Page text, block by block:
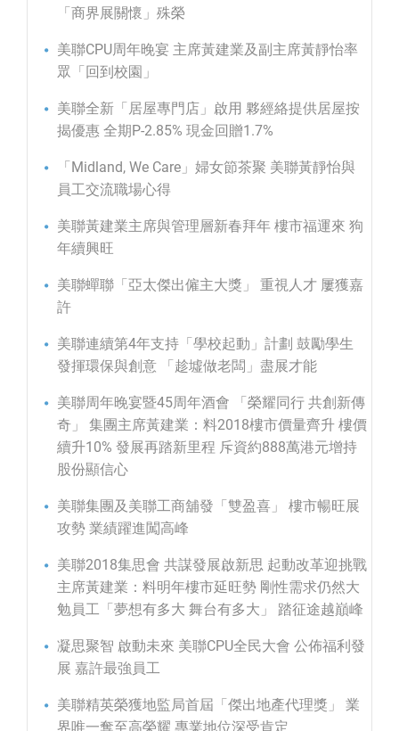
「商界展關懷」殊榮
美聯CPU周年晚宴 主席黃建業及副主席黃靜怡率
眾「回到校園」
美聯全新「居屋專門店」啟用 夥經絡提供居屋按
揭優惠 全期P-2.85% 現金回贈1.7%
「Midland, We Care」婦女節茶聚 美聯黃靜怡與
員工交流職場心得
美聯黃建業主席與管理層新春拜年 樓市福運來 狗
年續興旺
美聯蟬聯「亞太傑出僱主大獎」 重視人才 屢獲嘉
許
美聯連續第4年支持「學校起動」計劃 鼓勵學生
發揮環保與創意 「趁墟做老闆」盡展才能
美聯周年晚宴暨45周年酒會 「榮耀同行 共創新傳
奇」 集團主席黃建業：料2018樓市價量齊升 樓價
續升10% 發展再踏新里程 斥資約888萬港元增持
股份顯信心
美聯集團及美聯工商舖發「雙盈喜」 樓市暢旺展
攻勢 業績躍進闖高峰
美聯2018集思會 共謀發展啟新思 起動改革迎挑戰
主席黃建業：料明年樓市延旺勢 剛性需求仍然大
勉員工「夢想有多大 舞台有多大」 踏征途越巔峰
凝思聚智 啟動未來 美聯CPU全民大會 公佈福利發
展 嘉許最強員工
美聯精英榮獲地監局首屆「傑出地產代理獎」 業
界唯一奪至高榮耀 專業地位深受肯定